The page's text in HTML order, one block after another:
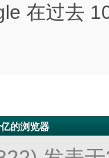
在过去
的浏览器